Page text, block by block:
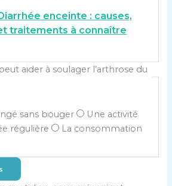
enceinte : causes,
traitements à connaître
aider à soulager l’arthrose du
sans bouger
Une activité
régulière
La consommation